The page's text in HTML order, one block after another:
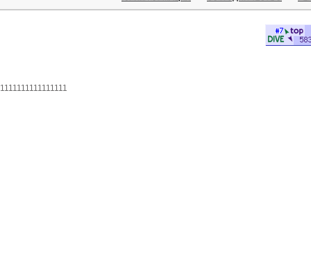
1111111111111111